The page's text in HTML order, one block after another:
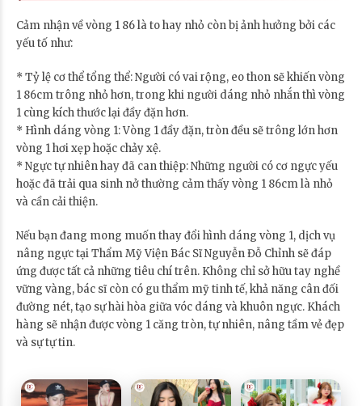
Cảm nhận về vòng 1 86 là to hay nhỏ còn bị ảnh hưởng bởi các
yếu tố như:
* Tỷ lệ cơ thể tổng thể: Người có vai rộng, eo thon sẽ khiến vòng
1 86cm trông nhỏ hơn, trong khi người dáng nhỏ nhắn thì vòng
1 cùng kích thước lại đầy đặn hơn.
* Hình dáng vòng 1: Vòng 1 đầy đặn, tròn đều sẽ trông lớn hơn
vòng 1 hơi xẹp hoặc chảy xệ.
* Ngực tự nhiên hay đã can thiệp: Những người có cơ ngực yếu
hoặc đã trải qua sinh nở thường cảm thấy vòng 1 86cm là nhỏ
và cần cải thiện.
Nếu bạn đang mong muốn thay đổi hình dáng vòng 1, dịch vụ
nâng ngực tại Thẩm Mỹ Viện Bác Sĩ Nguyễn Đỗ Chỉnh sẽ đáp
ứng được tất cả những tiêu chí trên. Không chỉ sở hữu tay nghề
vững vàng, bác sĩ còn có gu thẩm mỹ tinh tế, khả năng cân đối
đường nét, tạo sự hài hòa giữa vóc dáng và khuôn ngực. Khách
hàng sẽ nhận được vòng 1 căng tròn, tự nhiên, nâng tầm vẻ đẹp
và sự tự tin.